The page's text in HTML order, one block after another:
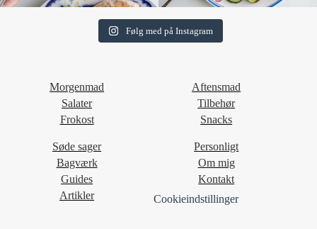
Følg med på Instagram
Morgenmad
Salater
Frokost
Aftensmad
Tilbehør
Snacks
Søde sager
Bagværk
Guides
Artikler
Personligt
Om mig
Kontakt
Cookieindstillinger